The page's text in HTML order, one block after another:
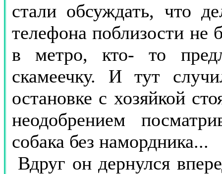
стали обсуждать, что
телефона поблизости не
в метро, кто- то
скамеечку. И тут
остановке с хозяйкой
неодобрением
собака без намордника...
Вдруг он дернулся